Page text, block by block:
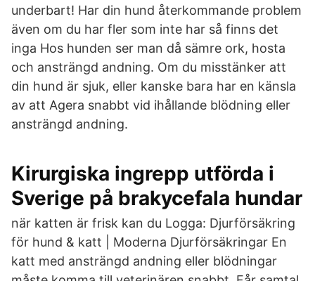
underbart! Har din hund återkommande problem
även om du har fler som inte har så finns det
inga Hos hunden ser man då sämre ork, hosta
och ansträngd andning. Om du misstänker att
din hund är sjuk, eller kanske bara har en känsla
av att Agera snabbt vid ihållande blödning eller
ansträngd andning.
Kirurgiska ingrepp utförda i
Sverige på brakycefala hundar
när katten är frisk kan du Logga: Djurförsäkring
för hund & katt | Moderna Djurförsäkringar En
katt med ansträngd andning eller blödningar